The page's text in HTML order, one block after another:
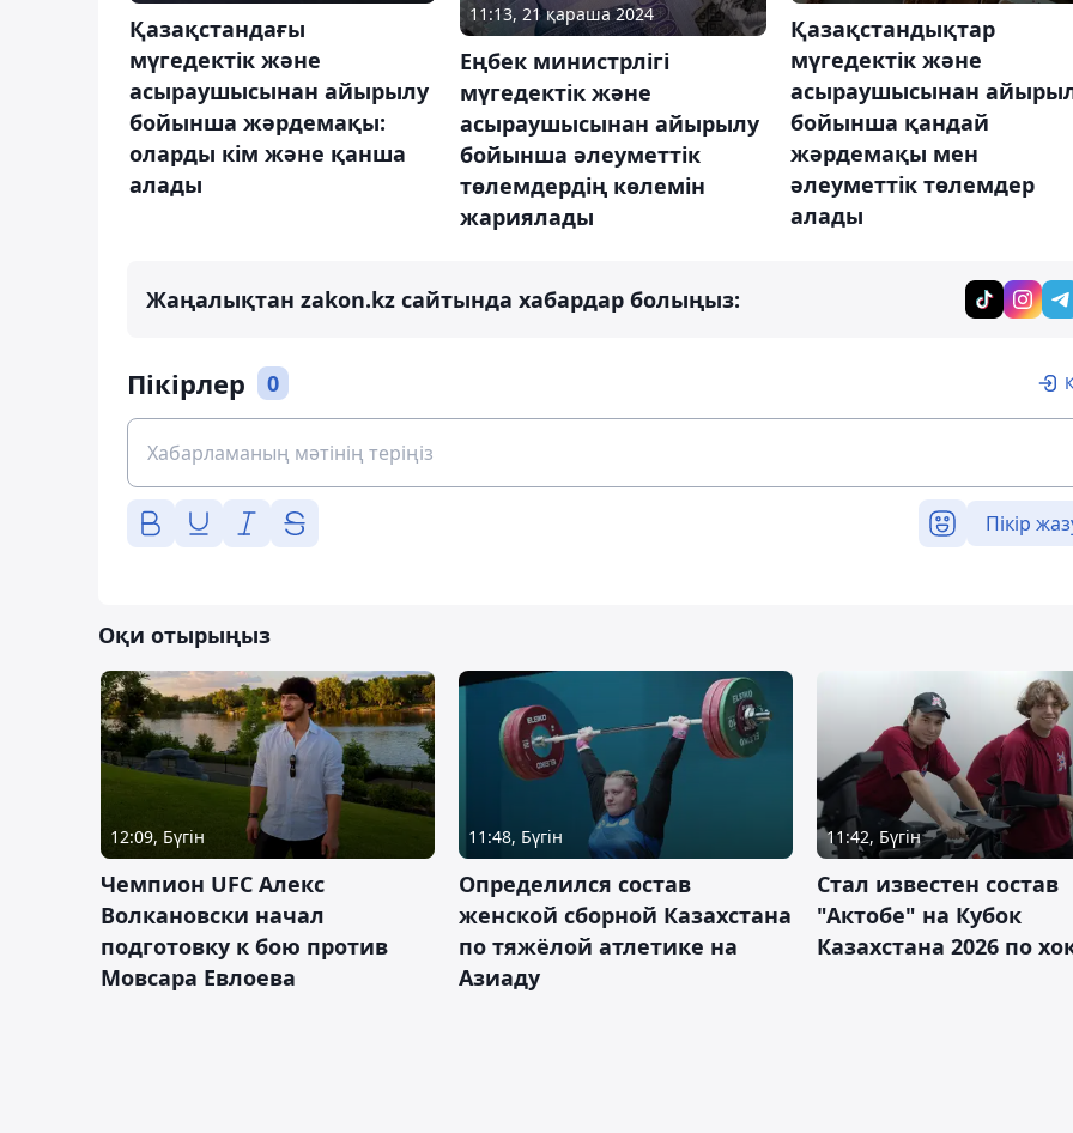
Қазақстандағы
мүгедектік және
асыраушысынан айырылу
бойынша жәрдемақы:
оларды кім және қанша
алады
11:13, 21 қараша 2024
Еңбек министрлігі
мүгедектік және
асыраушысынан айырылу
бойынша әлеуметтік
төлемдердің көлемін
жариялады
Қазақстандықтар
мүгедектік және
асыраушысынан
бойынша қандай
жәрдемақы мен
әлеуметтік төлемдер
алады
Жаңалықтан zakon.kz сайтында хабардар болыңыз:
Пікірлер 0
Пікір
Оқи отырыңыз
12:09, Бүгін
Чемпион UFC Алекс
Волкановски начал
подготовку к бою против
Мовсара Евлоева
11:48, Бүгін
Определился состав
женской сборной Казахстана
по тяжёлой атлетике на
Азиаду
11:42, Бүгін
Стал известен состав
"Актобе" на Кубок
Казахстана 2026 по